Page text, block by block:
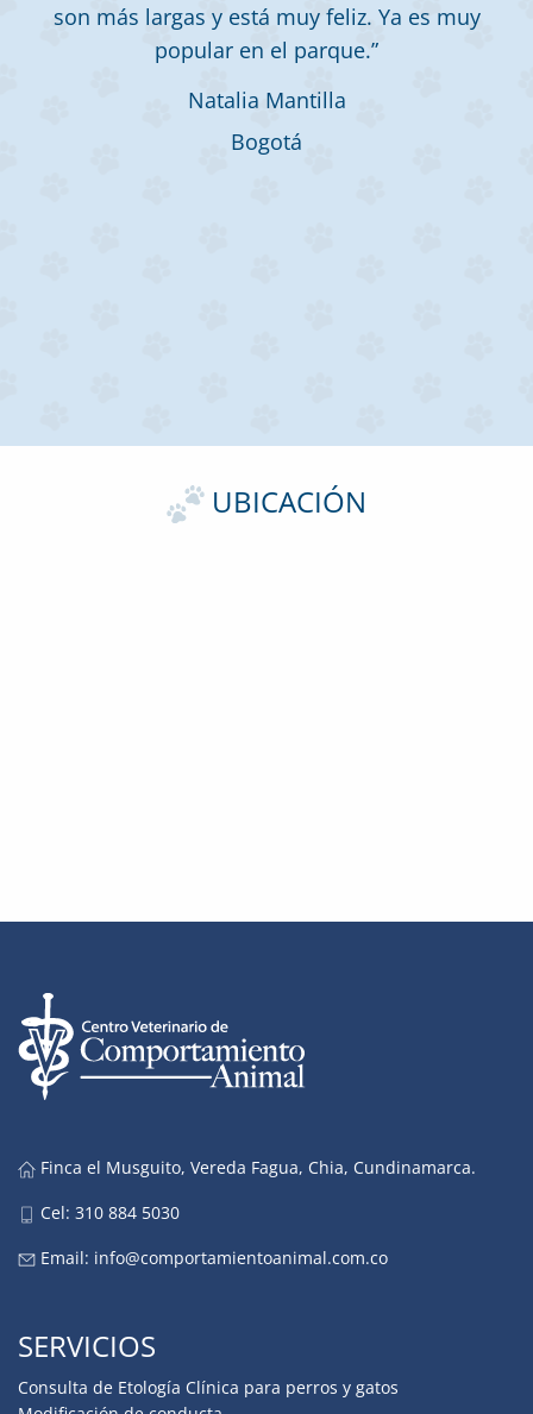
son más largas y está muy feliz. Ya es muy
popular en el parque.”
Natalia Mantilla
Bogotá
UBICACIÓN
Finca el Musguito, Vereda Fagua, Chia, Cundinamarca.
Cel: 310 884 5030
Email: info@comportamientoanimal.com.co
SERVICIOS
Consulta de Etología Clínica para perros y gatos